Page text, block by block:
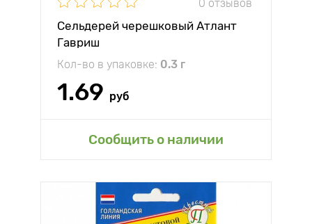
0 отзывов
Сельдерей черешковый Атлант
Гавриш
Кол-во в упаковке: 0.3 г
1.69 руб
Сообщить о наличии